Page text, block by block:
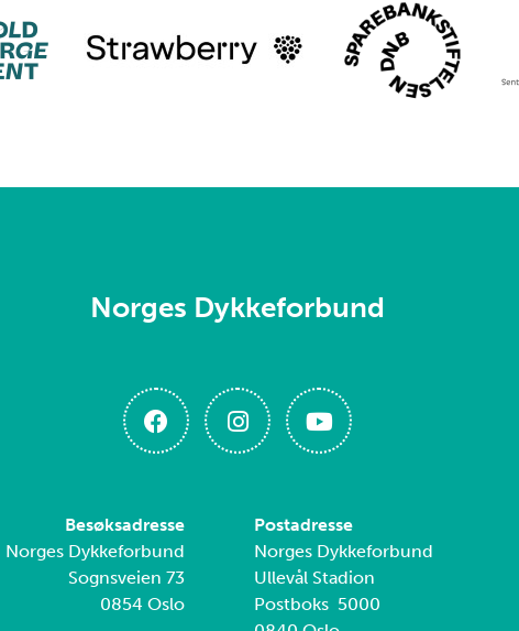
Norges Dykkeforbund
Besøksadresse
Norges Dykkeforbund
Sognsveien 73
0854 Oslo
Postadresse
Norges Dykkeforbund
Ullevål Stadion
Postboks 5000